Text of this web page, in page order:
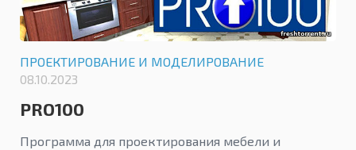
ПРОЕКТИРОВАНИЕ И МОДЕЛИРОВАНИЕ
08.10.2023
PRO100
Программа для проектирования мебели и